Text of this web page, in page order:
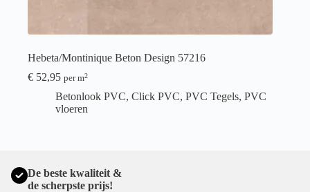
Hebeta/Montinique Beton Design 57216
€ 52,95 per m2
Betonlook PVC, Click PVC, PVC Tegels, PVC
vloeren
De beste kwaliteit &
de scherpste prijs!